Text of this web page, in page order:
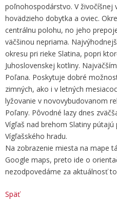
poľnohospodárstvo. V živočíšnej
hovädzieho dobytka a oviec.
centrálnu polohu, no jeho
väčšinou nepriama.
okresu pri rieke Slatina, popri
Juhoslovenskej kotliny.
Poľana. Poskytuje dobré
zimných, ako i v letných
lyžovanie v novovybudovanom
Poľany. Pôvodné lazy dnes
Vígľaš nad brehom Slatiny
Vígľašského hradu.
Na zobrazenie miesta na mape
Google maps, preto ide o
nezodpovedáme za aktuálnosť
Späť